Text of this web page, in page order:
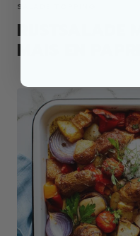
SALADE TOPPING
RIJSTSALADE
MAIS EN